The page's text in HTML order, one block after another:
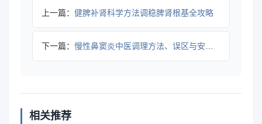
上一篇： 健脾补肾科学方法调稳脾肾根基全攻略
下一篇： 慢性鼻窦炎中医调理方法、误区与安全指南
相关推荐